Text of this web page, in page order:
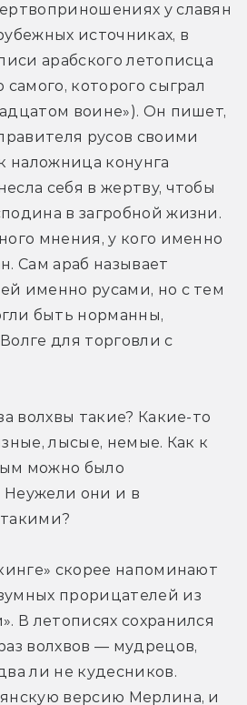
у славян
источниках, в
арабского летописца
которого сыграл
воине»). Он пишет,
русов своими
наложница конунга
себя в жертву, чтобы
в загробной жизни.
мнения, у кого именно
Сам араб называет
именно русами, но с тем
быть норманны,
для торговли с
волхвы такие? Какие-то
лысые, немые. Как к
можно было
Неужели они и в
скорее напоминают
прорицателей из
В летописях сохранился
волхвов — мудрецов,
ли не кудесников.
версию Мерлина, и